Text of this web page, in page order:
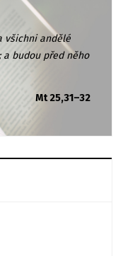
všichni andělé
budou před něho
Mt 25,31–32